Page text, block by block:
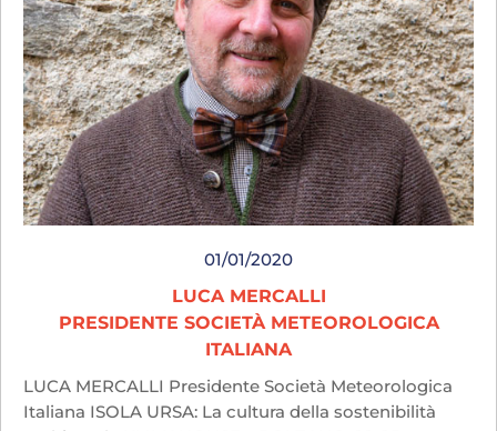
01/01/2020
LUCA MERCALLI
PRESIDENTE SOCIETÀ METEOROLOGICA
ITALIANA
LUCA MERCALLI Presidente Società Meteorologica
Italiana ISOLA URSA: La cultura della sostenibilità